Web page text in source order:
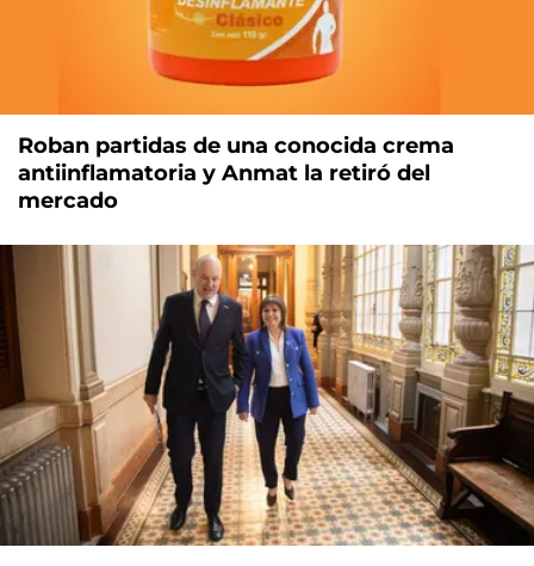
Roban partidas de una conocida crema
antiinflamatoria y Anmat la retiró del
mercado